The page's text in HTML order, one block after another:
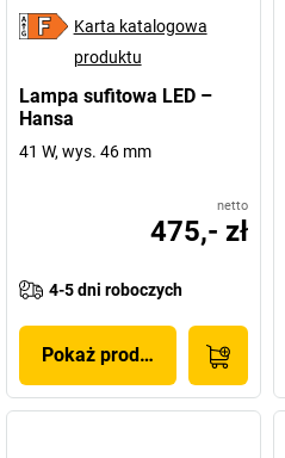
Karta katalogowa
produktu
Lampa sufitowa LED –
Hansa
41 W, wys. 46 mm
netto
475,- zł
4-5 dni roboczych
Pokaż produkt